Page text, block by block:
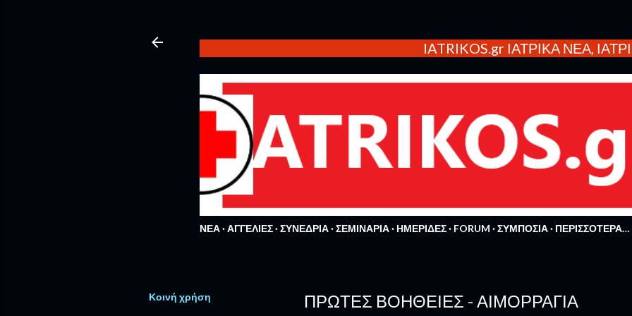
IATRIKOS.gr ΙΑΤΡΙΚΑ ΝΕΑ,
ΝΕΑ ΑΓΓΕΛΙΕΣ ΣΥΝΕΔΡΙΑ ΣΕΜΙΝΑΡΙΑ ΗΜΕΡΙΔΕΣ FORUM ΣΥΜΠΟΣΙΑ ΠΕΡΙΣΣΌΤΕΡΑ…
Κοινή χρήση ΠΡΏΤΕΣ ΒΟΉΘΕΙΕΣ - ΑΙΜΟΡΡΑΓΊΑ